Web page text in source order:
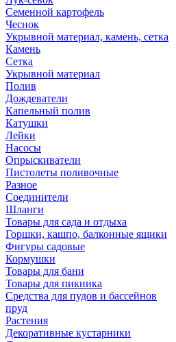
Семенной картофель
Чеснок
Укрывной материал, камень, сетка
Камень
Сетка
Укрывной материал
Полив
Дождеватели
Капельный полив
Катушки
Лейки
Насосы
Опрыскиватели
Пистолеты поливочные
Разное
Соединители
Шланги
Товары для сада и отдыха
Горшки, кашпо, балконные ящики
Фигуры садовые
Кормушки
Товары для бани
Товары для пикника
Средства для пудов и бассейнов
пруд
Растения
Декоративные кустарники